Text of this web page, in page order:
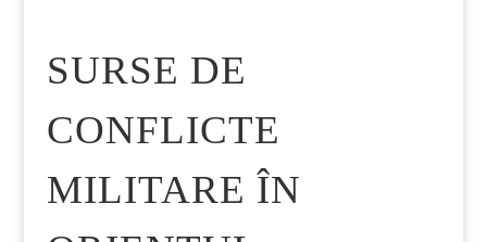
SURSE DE
CONFLICTE
MILITARE ÎN